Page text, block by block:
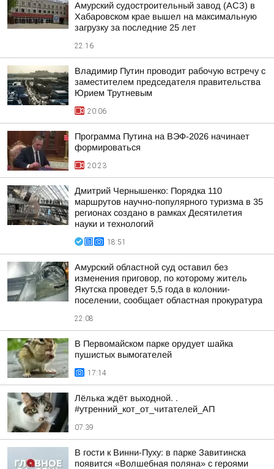
Амурский судостроительный завод (АСЗ) в
Хабаровском крае вышел на максимальную
загрузку за последние 25 лет
22:16
Владимир Путин проводит рабочую встречу с
заместителем председателя правительства
Юрием Трутневым
20:06
Программа Путина на ВЭФ-2026 начинает
формироваться
20:23
Дмитрий Чернышенко: Порядка 110
маршрутов научно-популярного туризма в 35
регионах создано в рамках Десятилетия
науки и технологий
18:51
Амурский областной суд оставил без
изменения приговор, по которому житель
Якутска проведет 5,5 года в колонии-
поселении, сообщает областная прокуратура
22:08
В Первомайском парке орудует шайка
пушистых вымогателей
17:14
Лёлька ждёт выходной. .
#утренний_кот_от_читателей_АП
07:39
В гости к Винни-Пуху: в парке Завитинска
появится «Волшебная поляна» с героями